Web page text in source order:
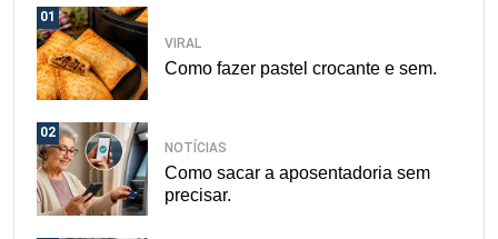
01
VIRAL
Como fazer pastel crocante e sem.
02
NOTÍCIAS
Como sacar a aposentadoria sem
precisar.